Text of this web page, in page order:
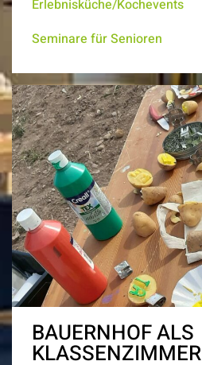
Erlebnisküche/Kochevents
Seminare für Senioren
BAUERNHOF ALS
KLASSENZIMMER